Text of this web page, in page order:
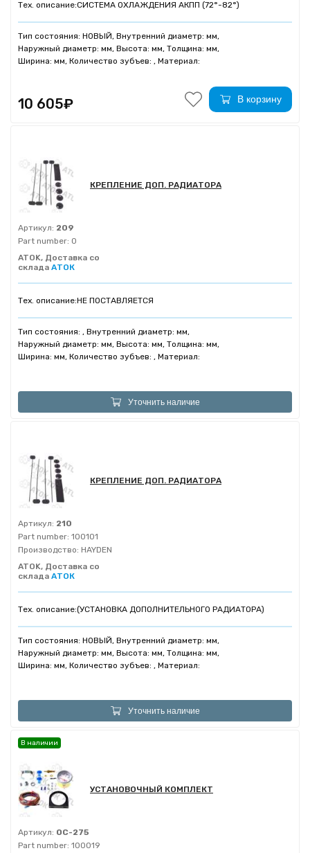
Тех. описание:СИСТЕМА ОХЛАЖДЕНИЯ АКПП (72°-82°)
Тип состояния: НОВЫЙ, Внутренний диаметр: мм,
Наружный диаметр: мм, Высота: мм, Толщина: мм,
Ширина: мм, Количество зубъев: , Материал:
10 605₽ В корзину
КРЕПЛЕНИЕ ДОП. РАДИАТОРА
Артикул: 209
Part number: 0
ATOK, Доставка со
склада АТОК
Тех. описание:НЕ ПОСТАВЛЯЕТСЯ
Тип состояния: , Внутренний диаметр: мм,
Наружный диаметр: мм, Высота: мм, Толщина: мм,
Ширина: мм, Количество зубъев: , Материал:
Уточнить наличие
КРЕПЛЕНИЕ ДОП. РАДИАТОРА
Артикул: 210
Part number: 100101
Производство: HAYDEN
ATOK, Доставка со
склада АТОК
Тех. описание:(УСТАНОВКА ДОПОЛНИТЕЛЬНОГО РАДИАТОРА)
Тип состояния: НОВЫЙ, Внутренний диаметр: мм,
Наружный диаметр: мм, Высота: мм, Толщина: мм,
Ширина: мм, Количество зубъев: , Материал:
Уточнить наличие
УСТАНОВОЧНЫЙ КОМПЛЕКТ
Артикул: OC-275
Part number: 100019
В наличии